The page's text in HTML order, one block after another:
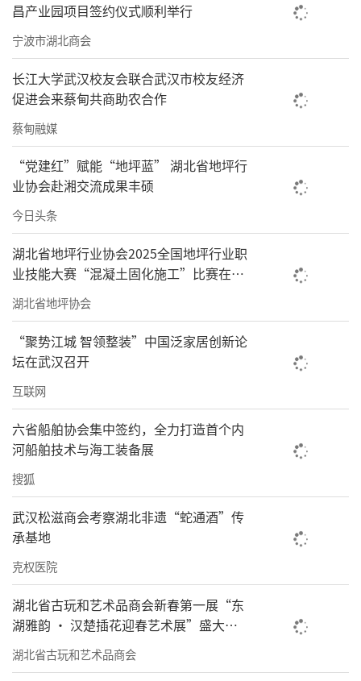
昌产业园项目签约仪式顺利举行
宁波市湖北商会
长江大学武汉校友会联合武汉市校友经济
促进会来蔡甸共商助农合作
蔡甸融媒
“党建红”赋能“地坪蓝” 湖北省地坪行
业协会赴湘交流成果丰硕
今日头条
湖北省地坪行业协会2025全国地坪行业职
业技能大赛“混凝土固化施工”比赛在协
会东西湖培训基地成功举行
湖北省地坪协会
“聚势江城 智领整装”中国泛家居创新论
坛在武汉召开
互联网
六省船舶协会集中签约，全力打造首个内
河船舶技术与海工装备展
搜狐
武汉松滋商会考察湖北非遗“蛇通酒”传
承基地
克权医院
湖北省古玩和艺术品商会新春第一展“东
湖雅韵 · 汉楚插花迎春艺术展”盛大开
幕
湖北省古玩和艺术品商会